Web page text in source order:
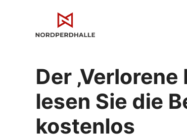
Der
lesen Sie die
kostenlos